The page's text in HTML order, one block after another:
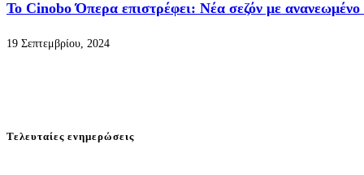
Το Cinobo Όπερα επιστρέφει: Νέα σεζόν με ανανεωμένο
19 Σεπτεμβρίου, 2024
Τελευταίες ενημερώσεις